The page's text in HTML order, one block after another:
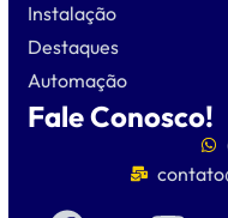
Instalação
Destaques
Automação
Fale Conosco!